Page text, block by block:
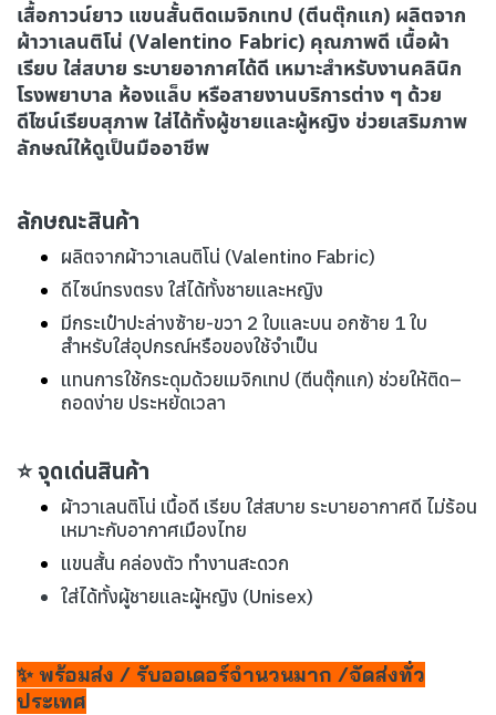
เสื้อกาวน์ยาว แขนสั้นติดเมจิกเทป (ตีนตุ๊กแก) ผลิตจาก
ผ้าวาเลนติโน่ (Valentino Fabric) คุณภาพดี เนื้อผ้า
เรียบ ใส่สบาย ระบายอากาศได้ดี เหมาะสำหรับงานคลินิก
โรงพยาบาล ห้องแล็บ หรือสายงานบริการต่าง ๆ ด้วย
ดีไซน์เรียบสุภาพ ใส่ได้ทั้งผู้ชายและผู้หญิง ช่วยเสริมภาพ
ลักษณ์ให้ดูเป็นมืออาชีพ
ลักษณะสินค้า
ผลิตจากผ้าวาเลนติโน่ (Valentino Fabric)
ดีไซน์ทรงตรง ใส่ได้ทั้งชายและหญิง
มีกระเป๋าปะล่างซ้าย-ขวา 2 ใบและบน อกซ้าย 1 ใบ
สำหรับใส่อุปกรณ์หรือของใช้จำเป็น
แทนการใช้กระดุมด้วยเมจิกเทป (ตีนตุ๊กแก) ช่วยให้ติด–
ถอดง่าย ประหยัดเวลา
⭐ จุดเด่นสินค้า
ผ้าวาเลนติโน่ เนื้อดี เรียบ ใส่สบาย ระบายอากาศดี ไม่ร้อน
เหมาะกับอากาศเมืองไทย
แขนสั้น คล่องตัว ทำงานสะดวก
ใส่ได้ทั้งผู้ชายและผู้หญิง (Unisex)
✨ พร้อมส่ง / รับออเดอร์จำนวนมาก /จัดส่งทั่ว
ประเทศ